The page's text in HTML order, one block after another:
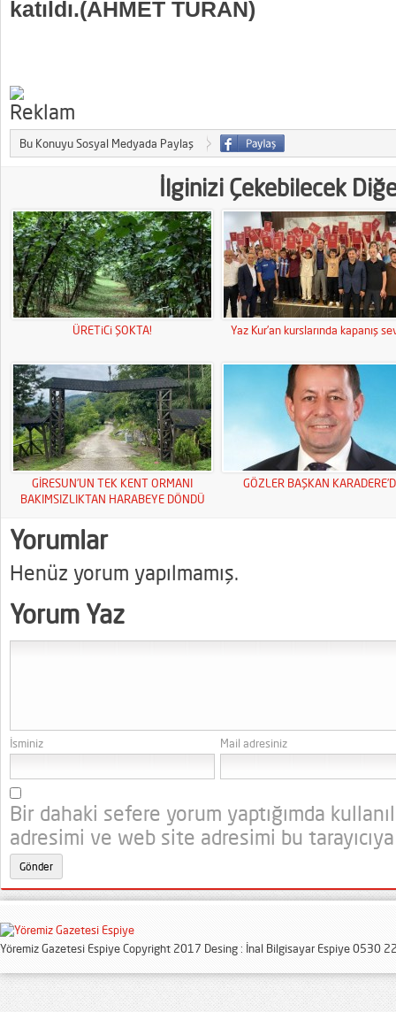
katıldı.(AHMET TURAN)
Bu Konuyu Sosyal Medyada Paylaş
İlginizi Çekebilecek
ÜRETiCi ŞOKTA! Yaz Kur’an kurslarında kapanış
GİRESUN’UN TEK KENT ORMANI
BAKIMSIZLIKTAN HARABEYE DÖNDÜ
GÖZLER BAŞKAN
Yorumlar
Henüz yorum yapılmamış.
Yorum Yaz
İsminiz Mail adresiniz
Bir dahaki sefere yorum yaptığımda
adresimi ve web site adresimi bu
Yöremiz Gazetesi Espiye Copyright 2017 Desing : İnal Bilgisayar Espiye 0530